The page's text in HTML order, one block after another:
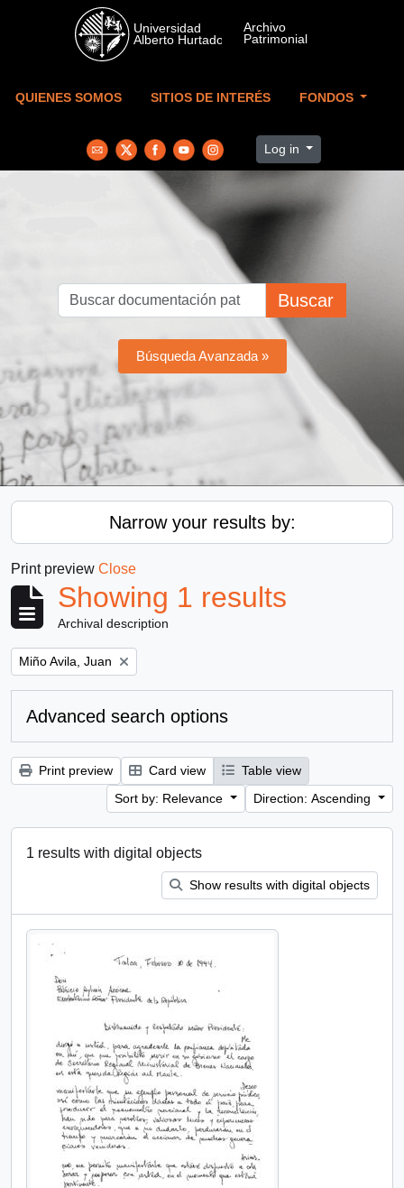
Skip to main content
QUIENES SOMOS SITIOS DE INTERÉS FONDOS
Log in
Buscar
Búsqueda Avanzada »
Narrow your results by:
Print preview Close
Showing 1 results
Archival description
Remove filter:
Miño Avila, Juan
Advanced search options
Print preview Card view
Table view
Sort by: Relevance
Direction: Ascending
1 results with digital objects
Show results with digital objects